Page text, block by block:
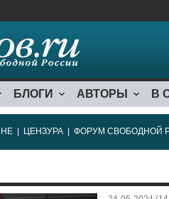
БЛОГИ АВТОРЫ В
ЦЕНЗУРА ФОРУМ СВОБОДНОЙ